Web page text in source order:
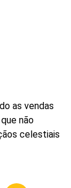
as vendas
não
celestiais